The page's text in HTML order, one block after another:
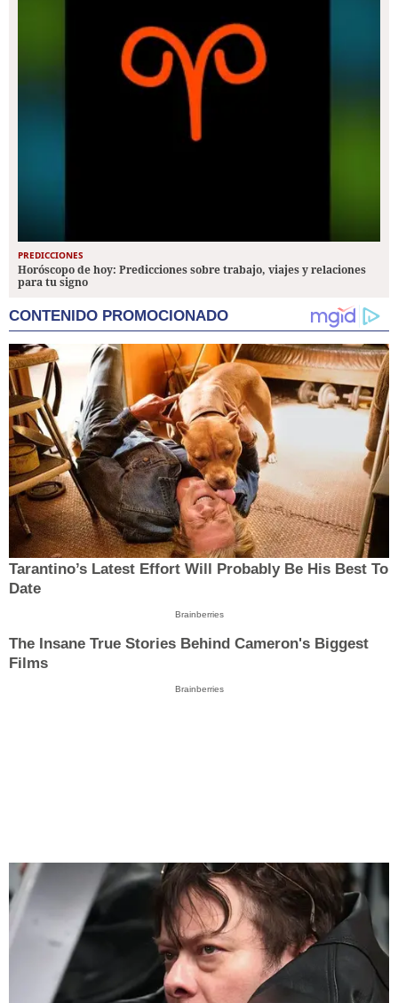
PREDICCIONES
Horóscopo de hoy: Predicciones sobre trabajo, viajes y relaciones
para tu signo
CONTENIDO PROMOCIONADO
Tarantino’s Latest Effort Will Probably Be His Best To
Date
Brainberries
The Insane True Stories Behind Cameron's Biggest
Films
Brainberries